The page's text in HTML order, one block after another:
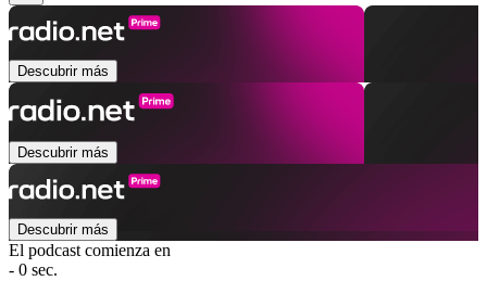
Descubrir más
Descubrir más
Descubrir más
El podcast comienza en
- 0 sec.